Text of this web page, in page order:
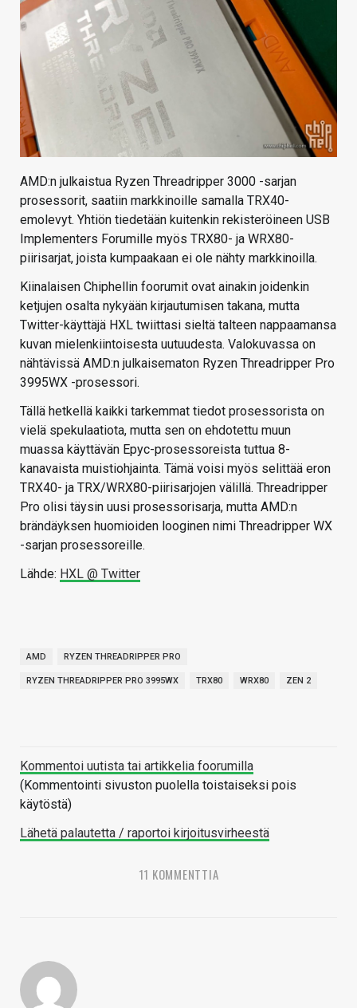
AMD:n julkaistua Ryzen Threadripper 3000 -sarjan
prosessorit, saatiin markkinoille samalla TRX40-
emolevyt. Yhtiön tiedetään kuitenkin rekisteröineen USB
Implementers Forumille myös TRX80- ja WRX80-
piirisarjat, joista kumpaakaan ei ole nähty markkinoilla.
Kiinalaisen Chiphellin foorumit ovat ainakin joidenkin
ketjujen osalta nykyään kirjautumisen takana, mutta
Twitter-käyttäjä HXL twiittasi sieltä talteen nappaamansa
kuvan mielenkiintoisesta uutuudesta. Valokuvassa on
nähtävissä AMD:n julkaisematon Ryzen Threadripper Pro
3995WX -prosessori.
Tällä hetkellä kaikki tarkemmat tiedot prosessorista on
vielä spekulaatiota, mutta sen on ehdotettu muun
muassa käyttävän Epyc-prosessoreista tuttua 8-
kanavaista muistiohjainta. Tämä voisi myös selittää eron
TRX40- ja TRX/WRX80-piirisarjojen välillä. Threadripper
Pro olisi täysin uusi prosessorisarja, mutta AMD:n
brändäyksen huomioiden looginen nimi Threadripper WX
-sarjan prosessoreille.
Lähde: HXL @ Twitter
AMD RYZEN THREADRIPPER PRO
RYZEN THREADRIPPER PRO 3995WX TRX80 WRX80 ZEN 2
Kommentoi uutista tai artikkelia foorumilla
(Kommentointi sivuston puolella toistaiseksi pois
käytöstä)
Lähetä palautetta / raportoi kirjoitusvirheestä
11 KOMMENTTIA